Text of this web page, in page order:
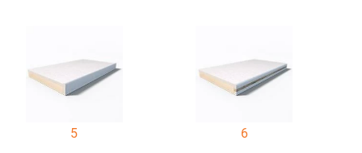
5 6